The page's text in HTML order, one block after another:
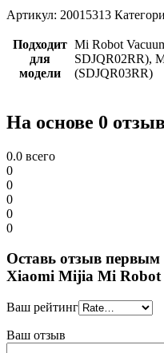
Артикул: 20015313
Подходит
для
модели
Mi Robot
SDJQR02RR),
(SDJQR03RR)
На основе 0
0.0 всего
0
0
0
0
0
Оставь отзыв первым
Xiaomi Mijia Mi Robot
Ваш рейтинг
Ваш отзыв